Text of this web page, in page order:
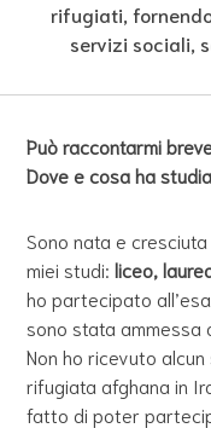
rifugiati,
servizi sociali,
Può raccontarmi
Dove e cosa ha
Sono nata e
miei studi:liceo,
ho partecipato
sono stata ammessa
Non ho ricevuto
rifugiata afghana in
fatto di poter